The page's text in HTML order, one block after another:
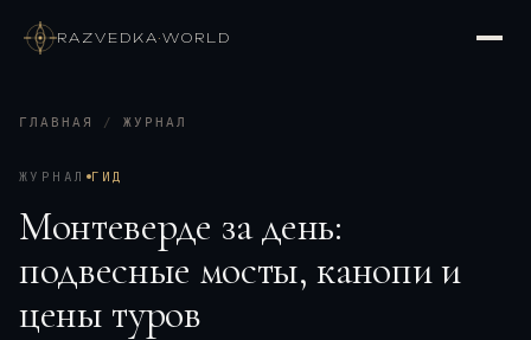
RAZVEDKA·WORLD
ГЛАВНАЯ / ЖУРНАЛ
ЖУРНАЛ ГИД
Монтеверде за день:
подвесные мосты, канопи и
цены туров